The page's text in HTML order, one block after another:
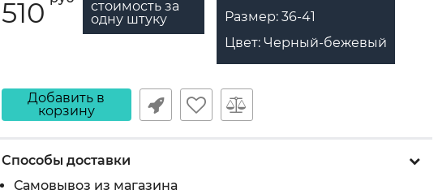
510
стоимость за
одну штуку
Размер: 36-41
Цвет: Черный-бежевый
Добавить в
корзину
Способы доставки
Самовывоз из магазина